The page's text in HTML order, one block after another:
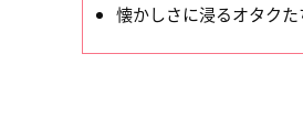
懐かしさに浸るオタク